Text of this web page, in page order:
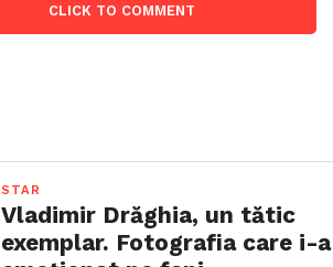
CLICK TO COMMENT
STAR
Vladimir Drăghia, un tătic
exemplar. Fotografia care i-a